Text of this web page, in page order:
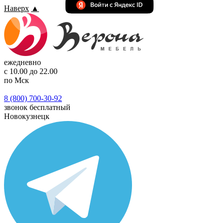
Наверх ▲
ежедневно
с 10.00 до 22.00
по Мск
8 (800) 700-30-92
звонок бесплатный
Новокузнецк